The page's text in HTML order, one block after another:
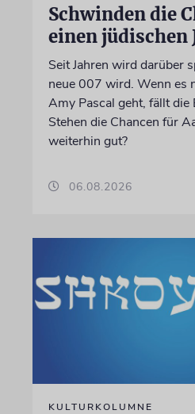
Schwinden die
einen jüdischen
Seit Jahren wird darüber
neue 007 wird. Wenn es
Amy Pascal geht, fällt die
Stehen die Chancen für
weiterhin gut?
06.08.2026
KULTURKOLUMNE